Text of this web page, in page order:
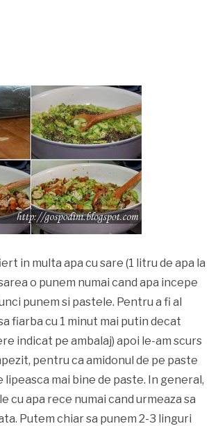
in multa apa cu sare (1 litru de apa la
o punem numai cand apa incepe
punem si pastele. Pentru a fi al
fiarba cu 1 minut mai putin decat
indicat pe ambalaj) apoi le-am scurs
pentru ca amidonul de pe paste
lipeasca mai bine de paste. In general,
cu apa rece numai cand urmeaza sa
Putem chiar sa punem 2-3 linguri